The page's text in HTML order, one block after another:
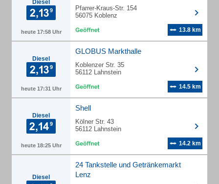
Diesel
heute 17:58 Uhr
Pfarrer-Kraus-Str. 154
56075 Koblenz
13.8 km
Diesel
heute 17:31 Uhr
GLOBUS Markthalle
Koblenzer Str. 35
56112 Lahnstein
14.5 km
Diesel
heute 18:25 Uhr
Shell
Kölner Str. 43
56112 Lahnstein
14.2 km
Diesel
24 Tankstelle und Getränkemarkt
Lenz